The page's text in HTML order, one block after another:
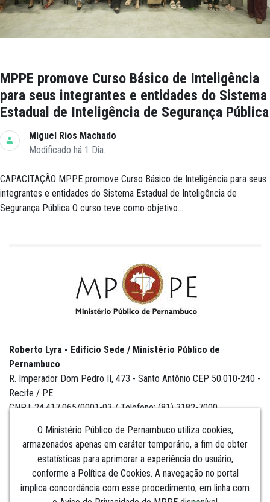
MPPE promove Curso Básico de Inteligência
para seus integrantes e entidades do Sistema
Estadual de Inteligência de Segurança Pública
Miguel Rios Machado
Modificado há 1 Dia.
CAPACITAÇÃO MPPE promove Curso Básico de Inteligência para seus
integrantes e entidades do Sistema Estadual de Inteligência de
Segurança Pública O curso teve como objetivo...
O Ministério Público de Pernambuco utiliza cookies,
armazenados apenas em caráter temporário, a fim de obter
estatísticas para aprimorar a experiência do usuário,
conforme a Política de Cookies. A navegação no portal
implica concordância com esse procedimento, em linha com
Roberto Lyra - Edifício Sede / Ministério Público de
Pernambuco
R. Imperador Dom Pedro II, 473 - Santo Antônio CEP 50.010-240 -
Recife / PE
CNPJ: 24.417.065/0001-03 / Telefone: (81) 3182-7000
Institucional
Comunicação